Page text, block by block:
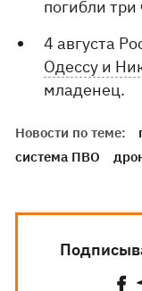
погибли три
4 августа
Одессу и
младенец.
Новости по теме:
система ПВО